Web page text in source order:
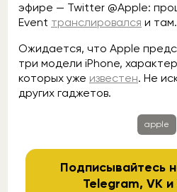
эфире — Twitter @Apple:
Event транслировался и там.
Ожидается, что Apple
три модели iPhone,
которых уже известен. Не
других гаджетов.
apple
Подписывайтесь
Telegram,VK и